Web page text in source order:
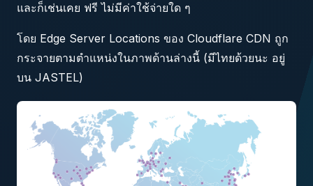
และก็เช่นเคย ฟรี ไม่มีค่าใช้จ่ายใด ๆ
โดย Edge Server Locations ของ Cloudflare CDN ถูก
กระจายตามตำแหน่งในภาพด้านล่างนี้ (มีไทยด้วยนะ อยู่
บน JASTEL)